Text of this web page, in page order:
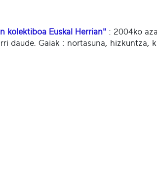
kolektiboa Euskal Herrian" : 2004ko
daude. Gaiak : nortasuna, hizkuntza,